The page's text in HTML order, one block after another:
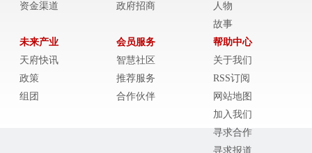
资金渠道
政府招商
人物
故事
未来产业
天府快讯
政策
组团
会员服务
智慧社区
推荐服务
合作伙伴
帮助中心
关于我们
RSS订阅
网站地图
加入我们
寻求合作
寻求报道